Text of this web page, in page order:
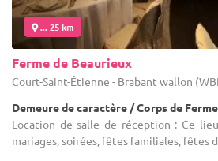
... 25 km
Ferme de Beaurieux
Court-Saint-Étienne - Brabant wallon
Demeure de caractère / Corps de Ferme
Location de salle de réception : Ce
mariages, soirées, fêtes familiales, fêtes